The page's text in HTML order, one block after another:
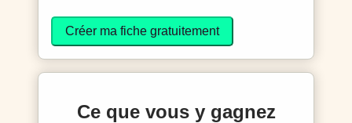
Créer ma fiche gratuitement
Ce que vous y gagnez